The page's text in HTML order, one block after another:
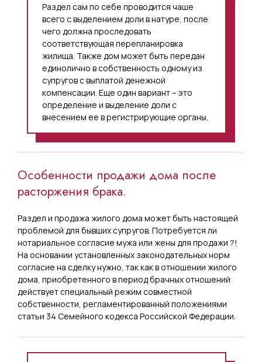
Раздел сам по себе проводится чаше
всего с выделением доли в натуре, после
чего должна проследовать
соответствующая перепланировка
жилища. Также дом может быть передан
единолично в собственность одному из
супругов с выплатой денежной
компенсации. Еще один вариант – это
определение и выделение доли с
внесением ее в регистрирующие органы.
Особенности продажи дома после
расторжения брака.
Раздел и продажа жилого дома может быть настоящей
проблемой для бывших супругов. Потребуется ли
нотариальное согласие мужа или жены для продажи ?!
На основании установленных законодательных норм
согласие на сделку нужно, так как в отношении жилого
дома, приобретенного в период брачных отношений
действует специальный режим совместной
собственности, регламентированный положениями
статьи 34 Семейного кодекса Российской Федерации.